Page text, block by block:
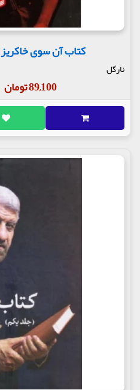
کتاب آن سوی خاکریز 1: زیر پوست جنگ
نارگل
89,100 تومان